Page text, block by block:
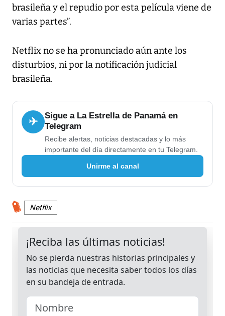
brasileña y el repudio por esta película viene de
varias partes”.
Netflix no se ha pronunciado aún ante los
disturbios, ni por la notificación judicial
brasileña.
✈
Sigue a La Estrella de Panamá en
Telegram
Recibe alertas, noticias destacadas y lo más
importante del día directamente en tu Telegram.
Unirme al canal
Netflix